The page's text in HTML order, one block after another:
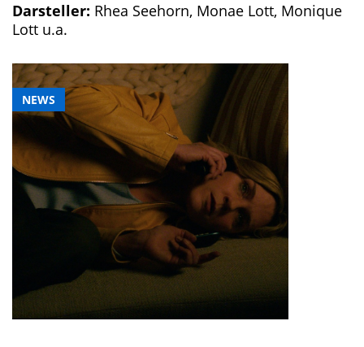
NEWS
Darsteller: Rhea Seehorn, Monae Lott, Monique
Lott u.a.